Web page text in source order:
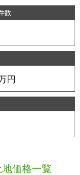
数
円
価格一覧